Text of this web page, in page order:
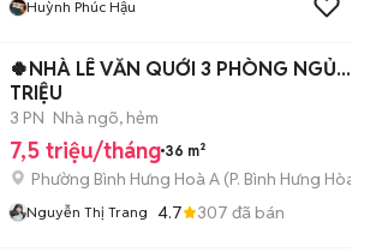
Huỳnh Phúc Hậu
🍀NHÀ LÊ VĂN QUỚI 3 PHÒNG
TRIỆU
3 PN Nhà ngõ, hẻm
7,5 triệu/tháng 36 m²
Phường Bình Hưng Hoà A (P. Bình Hưng Hòa
Nguyễn Thị Trang 4.7 307 đã bán